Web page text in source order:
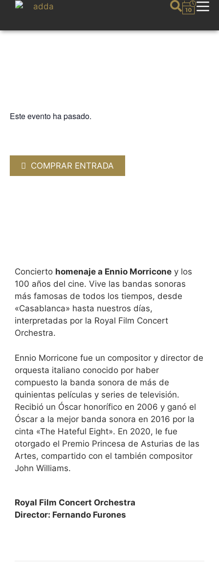
Este evento ha pasado.
COMPRAR ENTRADA
Concierto homenaje a Ennio Morricone y los
100 años del cine. Vive las bandas sonoras
más famosas de todos los tiempos, desde
«Casablanca» hasta nuestros días,
interpretadas por la Royal Film Concert
Orchestra.
Ennio Morricone fue un compositor y director de
orquesta italiano conocido por haber
compuesto la banda sonora de más de
quinientas películas y series de televisión.
Recibió un Óscar honorífico en 2006 y ganó el
Óscar a la mejor banda sonora en 2016 por la
cinta «The Hateful Eight». En 2020, le fue
otorgado el Premio Princesa de Asturias de las
Artes, compartido con el también compositor
John Williams.
Royal Film Concert Orchestra
Director: Fernando Furones